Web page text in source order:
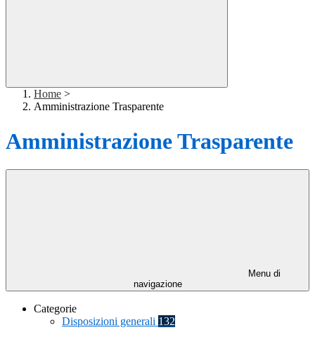
Home >
Amministrazione Trasparente
Amministrazione Trasparente
Menu di
navigazione
Categorie
Disposizioni generali 132